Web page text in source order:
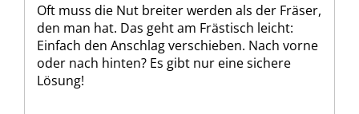
Oft muss die Nut breiter werden als der Fräser,
den man hat. Das geht am Frästisch leicht:
Einfach den Anschlag verschieben. Nach vorne
oder nach hinten? Es gibt nur eine sichere
Lösung!